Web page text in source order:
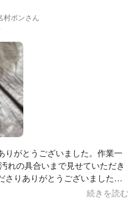
ただきます。 ありがとうござ
村ポンさん
りがとうございました。作業一
れの具合いまで見せていただき
さりありがとうございました。
にも紹介したいと思います。次
続きを読む